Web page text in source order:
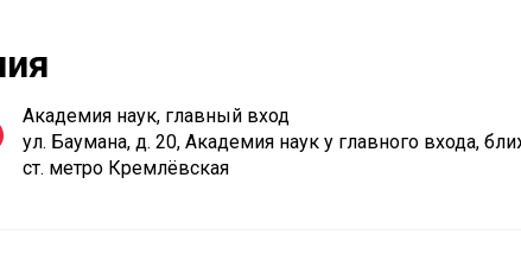
Академия наук, главный вход
ул. Баумана, д. 20, Академия наук у главного входа,
ст. метро Кремлёвская